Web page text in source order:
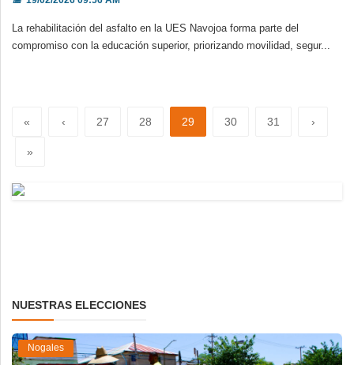
La rehabilitación del asfalto en la UES Navojoa forma parte del
compromiso con la educación superior, priorizando movilidad, segur...
« ‹ 27 28 29 30 31 ›
»
NUESTRAS ELECCIONES
Nogales